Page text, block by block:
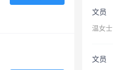
文员
温女士
文员